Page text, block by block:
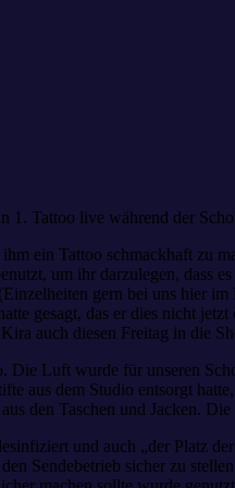
1. Tattoo live während der
ein Tattoo schmackhaft zu
um ihr darzulegen, dass
gern bei uns hier im
gesagt, das er dies nicht
auch diesen Freitag in die
Luft wurde für unseren
aus dem Studio entsorgt
den Taschen und Jacken.
und auch „der Platz
Sendebetrieb sicher zu